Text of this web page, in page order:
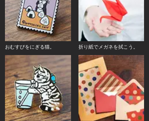
おむすびをにぎる猫。 折り紙でメガネを拭こう。